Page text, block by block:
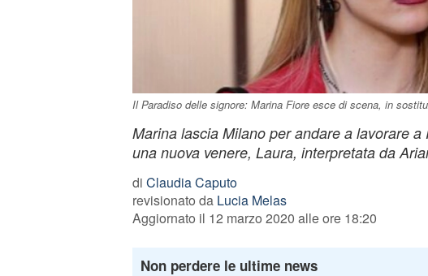
Il Paradiso delle signore: Marina Fiore esce di scena, in
Marina lascia Milano per andare a lavorare a
una nuova venere, Laura, interpretata da
di Claudia Caputo
revisionato da Lucia Melas
Aggiornato il 12 marzo 2020 alle ore 18:20
Non perdere le ultime news